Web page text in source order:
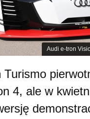
Audi e-tron
4, ale w